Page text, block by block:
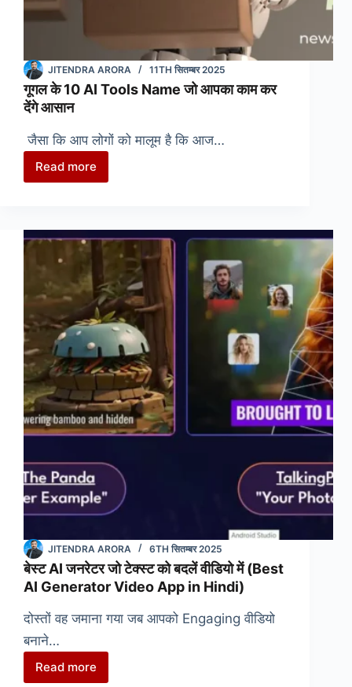
JITENDRA ARORA 11TH सितम्बर 2025
गूगल के 10 AI Tools Name जो आपका काम कर
देंगे आसान
जैसा कि आप लोगों को मालूम है कि आज…
Read more
गूगल
AI
Tools
Name
जो
आपका
काम
कर
देंगे
आसान
JITENDRA ARORA 6TH सितम्बर 2025
बेस्ट AI जनरेटर जो टेक्स्ट को बदलें वीडियो में (Best
AI Generator Video App in Hindi)
दोस्तों वह जमाना गया जब आपको Engaging वीडियो
बनाने…
Read more
बेस्ट